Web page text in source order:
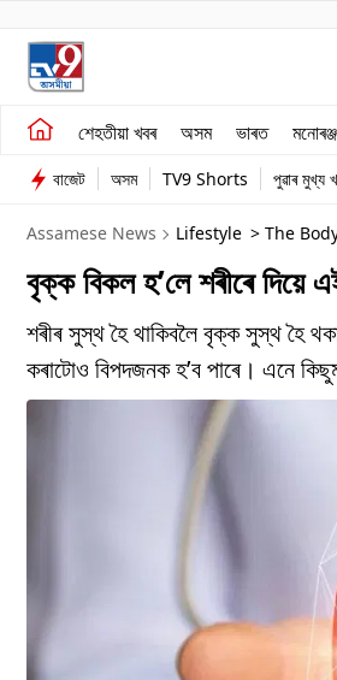
শেহতীয়া খবৰ অসম ভাৰত
শেহতীয়া খবৰ
অসম
ভাৰত
বাজেট অসম TV9 Shorts পুৱাৰ মুখ্য
Assamese News Lifestyle > The
বৃক্ক বিকল হ’লে শৰীৰে
শৰীৰ সুস্থ হৈ থাকিবলৈ বৃক্ক সুস্থ হৈ
কৰাটোও বিপদজনক হ’ব পাৰে। এনে